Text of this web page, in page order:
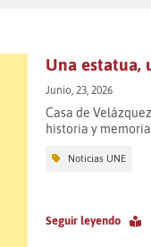
Una estatua,
Junio, 23, 2026
Casa de
historia y
Noticias UNE
Seguir leyendo